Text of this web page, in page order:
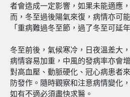
者會造成一定影響，如果未能適應
而，冬至過後陽氣來復，病情亦可
「重病難過冬至節，過了冬至可延
冬至前後，氣候寒冷，日夜溫差大
病情容易加重，中風的發病率亦會
對高血壓、動脈硬化、冠心病患者
防發作。隨時觀察和注意病情變化
如有不適必須盡快求醫。